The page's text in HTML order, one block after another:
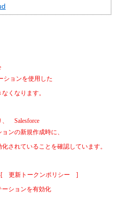
ションを使用した
くなります。
Salesforce
ンの新規作成時に、
されていることを確認しています。
更新トークンポリシー
]
ーションを有効化